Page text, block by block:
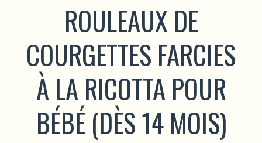
ROULEAUX DE
COURGETTES FARCIES
À LA RICOTTA POUR
BÉBÉ (DÈS 14 MOIS)